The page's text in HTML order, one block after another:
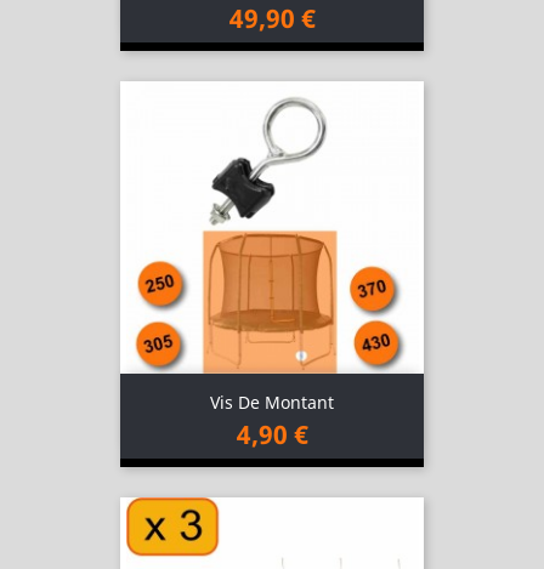
49,90 €
Vis De Montant
4,90 €